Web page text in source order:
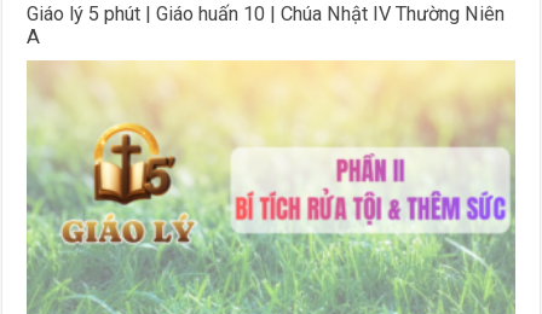
Giáo lý 5 phút | Giáo huấn 10 | Chúa Nhật IV Thường Niên
A